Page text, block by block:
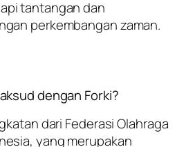
tantangan dan
perkembangan zaman.
dengan Forki?
dari Federasi Olahraga
yang merupakan